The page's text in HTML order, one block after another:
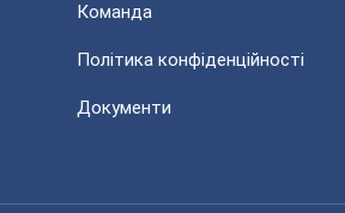
Команда
Політика конфіденційності
Документи